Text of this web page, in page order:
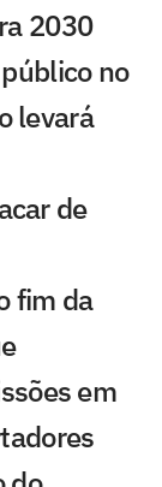
2030
no
levará
de
fim da
em